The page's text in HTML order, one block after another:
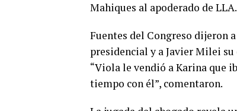
Mahiques al apoderado de LLA.
Fuentes del Congreso dijeron
presidencial y a Javier Milei
“Viola le vendió a Karina que
tiempo con él”, comentaron.